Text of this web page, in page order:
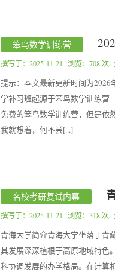
笨鸟数学训练营
撰写于： 2025-11-21 浏览：708 次
提示：本文最新更新时间为
学补习班起源于笨鸟数学训练营
免费的笨鸟数学训练营，但是依
我就想着，何不尝[...]
名校考研复试内幕
撰写于： 2025-11-21 浏览：318 次
青海大学简介青海大学坐落于青
其发展深深植根于高原地域特色
科协调发展的办学格局。在计算